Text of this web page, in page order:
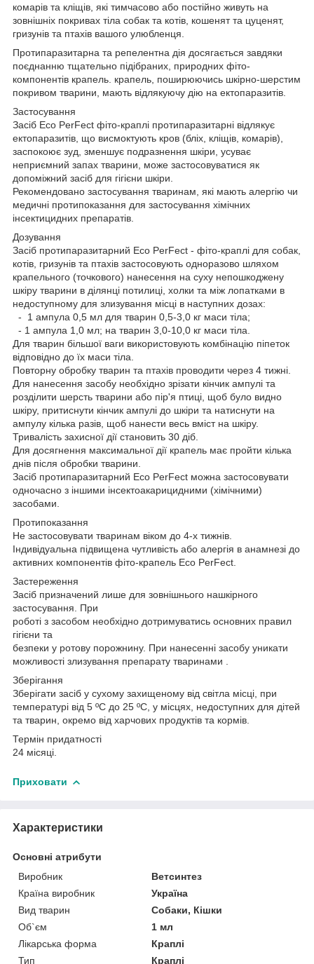
комарів та кліщів, які тимчасово або постійно живуть на
зовнішніх покривах тіла собак та котів, кошенят та цуценят,
гризунів та птахів вашого улюбленця.
Протипаразитарна та репелентна дія досягається завдяки
поєднанню тщательно підібраних, природних фіто-
компонентів крапель. крапель, поширюючись шкірно-шерстим
покривом тварини, мають відлякуючу дію на ектопаразитів.
Застосування
Засіб Eco PerFect фіто-краплі протипаразитарні відлякує
ектопаразитів, що висмоктують кров (бліх, кліщів, комарів),
заспокоює зуд, зменшує подразнення шкіри, усуває
неприємний запах тварини, може застосовуватися як
допоміжний засіб для гігієни шкіри.
Рекомендовано застосування тваринам, які мають алергію чи
медичні протипоказання для застосування хімічних
інсектицидних препаратів.
Дозування
Засіб протипаразитарний Eco PerFect - фіто-краплі для собак,
котів, гризунів та птахів застосовують одноразово шляхом
крапельного (точкового) нанесення на суху непошкоджену
шкіру тварини в ділянці потилиці, холки та між лопатками в
недоступному для злизування місці в наступних дозах:
- 1 ампула 0,5 мл для тварин 0,5-3,0 кг маси тіла;
- 1 ампула 1,0 мл; на тварин 3,0-10,0 кг маси тіла.
Для тварин більшої ваги використовують комбінацію піпеток
відповідно до їх маси тіла.
Повторну обробку тварин та птахів проводити через 4 тижні.
Для нанесення засобу необхідно зрізати кінчик ампулі та
розділити шерсть тварини або пір'я птиці, щоб було видно
шкіру, притиснути кінчик ампулі до шкіри та натиснути на
ампулу кілька разів, щоб нанести весь вміст на шкіру.
Тривалість захисної дії становить 30 діб.
Для досягнення максимальної дії крапель має пройти кілька
днів після обробки тварини.
Засіб протипаразитарний Eco PerFect можна застосовувати
одночасно з іншими інсектоакарицидними (хімічними)
засобами.
Протипоказання
Не застосовувати тваринам віком до 4-х тижнів.
Індивідуальна підвищена чутливість або алергія в анамнезі до
активних компонентів фіто-крапель Eco PerFect.
Застереження
Засіб призначений лише для зовнішнього нашкірного
застосування. При
роботі з засобом необхідно дотримуватись основних правил
гігієни та
безпеки у ротову порожнину. При нанесенні засобу уникати
можливості злизування препарату тваринами .
Зберігання
Зберігати засіб у сухому захищеному від світла місці, при
температурі від 5 ºС до 25 ºС, у місцях, недоступних для дітей
та тварин, окремо від харчових продуктів та кормів.
Термін придатності
24 місяці.
Приховати
Характеристики
Основні атрибути
Виробник
Ветсинтез
Країна виробник
Україна
Вид тварин
Собаки, Кішки
Об`єм
1 мл
Лікарська форма
Краплі
Тип
Краплі